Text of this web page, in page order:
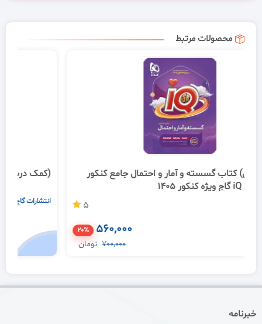
محصولات مرتبط
(کمک درسی) کتاب گسسته و آمار و احتمال جامع کنکور
ریاضی سری iQ گاج ویژه کنکور 1405
5
560,000
خبرنامه